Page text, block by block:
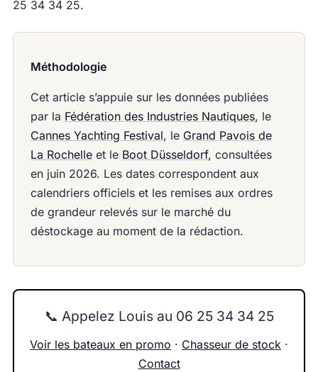
25 34 34 25.
Méthodologie
Cet article s’appuie sur les données publiées
par la Fédération des Industries Nautiques, le
Cannes Yachting Festival, le Grand Pavois de
La Rochelleet le Boot Düsseldorf, consultées
en juin 2026. Les dates correspondent aux
calendriers officiels et les remises aux ordres
de grandeur relevés sur le marché du
déstockage au moment de la rédaction.
📞 Appelez Louis au 06 25 34 34 25
Voir les bateaux en promo · Chasseur de stock ·
Contact